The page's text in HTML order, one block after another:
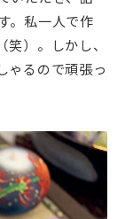
。私一人で作
）。しかし、
ゃるので頑張っ